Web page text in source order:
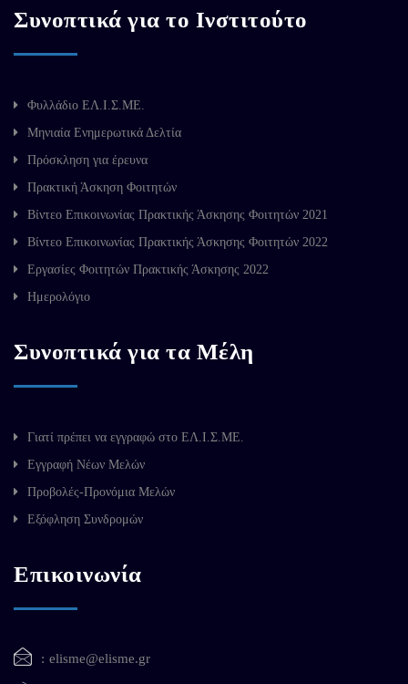
Συνοπτικά για το Ινστιτούτο
Φυλλάδιο ΕΛ.Ι.Σ.ΜΕ.
Μηνιαία Ενημερωτικά Δελτία
Πρόσκληση για έρευνα
Πρακτική Άσκηση Φοιτητών
Βίντεο Επικοινωνίας Πρακτικής Άσκησης Φοιτητών 2021
Βίντεο Επικοινωνίας Πρακτικής Άσκησης Φοιτητών 2022
Εργασίες Φοιτητών Πρακτικής Άσκησης 2022
Ημερολόγιο
Συνοπτικά για τα Μέλη
Γιατί πρέπει να εγγραφώ στο ΕΛ.Ι.Σ.ΜΕ.
Εγγραφή Νέων Μελών
Προβολές-Προνόμια Μελών
Εξόφληση Συνδρομών
Επικοινωνία
elisme@elisme.gr